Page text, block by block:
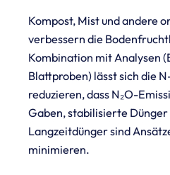
Kompost, Mist und andere
verbessern die
Kombination mit Analysen
Blattproben) lässt sich die
reduzieren, dass N₂O-
Gaben, stabilisierte
Langzeitdünger sind
minimieren.